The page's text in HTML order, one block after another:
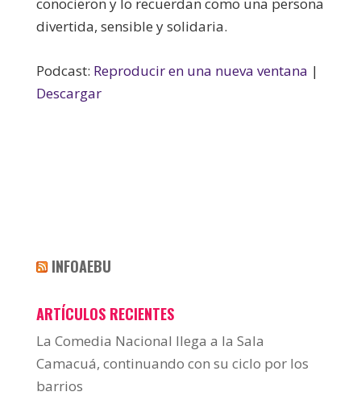
divertida, sensible y solidaria.
Podcast: Reproducir en una nueva ventana |
Descargar
INFOAEBU
ARTÍCULOS RECIENTES
La Comedia Nacional llega a la Sala
Camacuá, continuando con su ciclo por los
barrios